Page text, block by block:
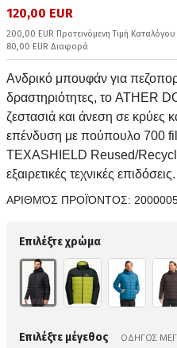
120,00 EUR
200,00 EUR Προτεινόμενη Τιμή Καταλόγου
80,00 EUR Διαφορά
Ανδρικό μπουφάν για
δραστηριότητες, το ATHER
ζεστασιά και άνεση σε κρύες
επένδυση με πούπουλο 700
TEXASHIELD Reused/
εξαιρετικές τεχνικές επιδόσεις.
ΑΡΙΘΜΌΣ ΠΡΟΪΌΝΤΟΣ:
Επιλέξτε χρώμα
Επιλέξτε μέγεθος ΟΔΗΓΟΣ